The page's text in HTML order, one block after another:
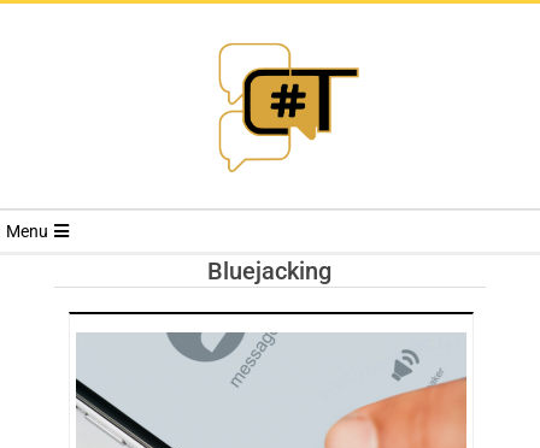
RIVISTA
TRENDS
Menu
Bluejacking